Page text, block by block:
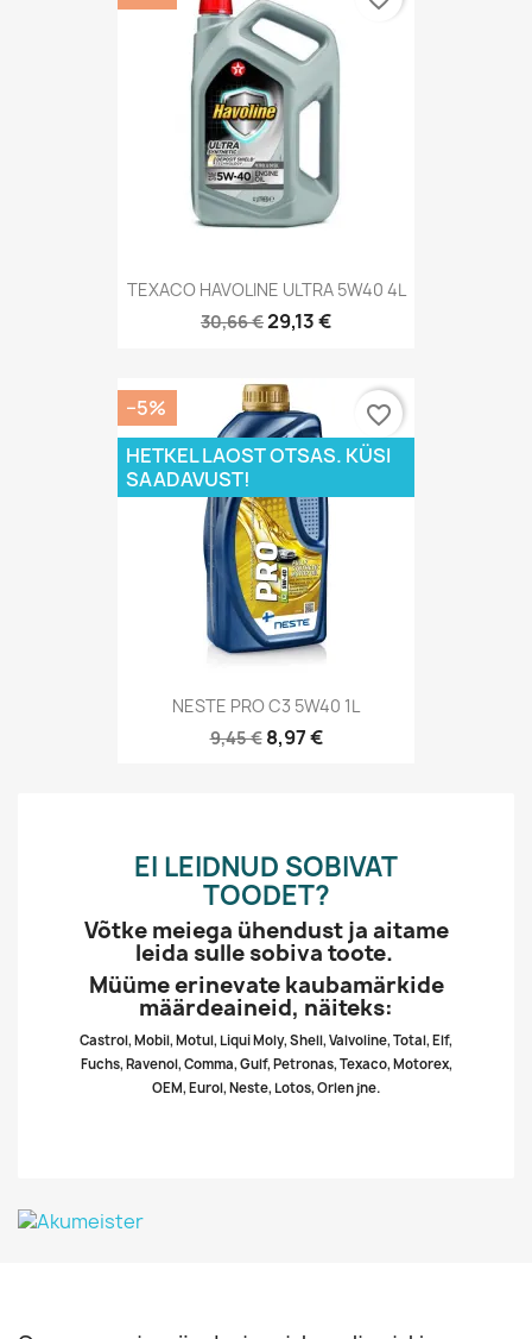
TEXACO HAVOLINE ULTRA 5W40 4L
30,66 €29,13 €
NESTE PRO C3 5W40 1L
9,45 € 8,97 €
−5%
HETKEL LAOST OTSAS. KÜSI
SAADAVUST!
favorite_border
EI LEIDNUD SOBIVAT
TOODET?
Võtke meiega ühendust ja aitame
leida sulle sobiva toote.
Müüme erinevate kaubamärkide
määrdeaineid, näiteks:
Castrol, Mobil, Motul, Liqui Moly, Shell, Valvoline, Total, Elf,
Fuchs, Ravenol, Comma, Gulf, Petronas, Texaco, Motorex,
OEM, Eurol, Neste, Lotos, Orlen jne.